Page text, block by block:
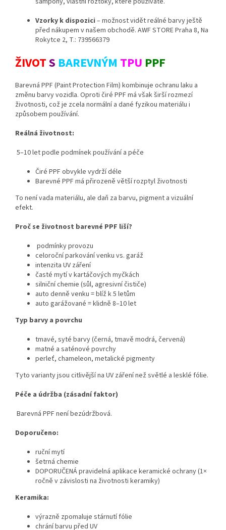
Vzorky k dispozici – možnost vidět reálné barvy ještě
před nákupem v našem obchodě. AWF STORE Praha 8, Na
Rokytce 2, T.: 739566379
ŽIVOTS BAREVNÝM TPU PPF
Barevná PPF (Paint Protection Film) kombinuje ochranu laku a
změnu barvy vozidla. Oproti čiré PPF má však širší rozmezí
životnosti, což je zcela normální a dané fyzikou materiálu i
způsobem používání.
Reálná životnost:
5–10 let podle podmínek používání a péče
Čiré PPF obvykle vydrží déle
Barevné PPF má přirozeně větší rozptyl životnosti
To není vada materiálu, ale daň za barvu, pigment a vizuální
efekt.
Proč se životnost barevné PPF liší?
podmínky provozu
celoroční parkování venku vs. garáž
intenzita UV záření
časté mytí v kartáčových myčkách
silniční chemie (sůl, agresivní čističe)
auto denně venku = blíž k 5 letům
auto garážované = klidně 8–10 let
Typ barvy a povrchu
tmavé, syté barvy (černá, tmavě modrá, červená)
matné a saténové povrchy
perleť, chameleon, metalické pigmenty
Tyto varianty jsou citlivější na UV záření než světlé a lesklé fólie.
Péče a údržba (zásadní faktor)
Barevná PPF není bezúdržbová.
Doporučeno:
ruční mytí
šetrná chemie
DOPORUČENÁ pravidelná aplikace keramické ochrany (1×
ročně v závislosti na životnosti keramiky)
Keramika:
výrazně zpomaluje stárnutí fólie
chrání barvu před UV